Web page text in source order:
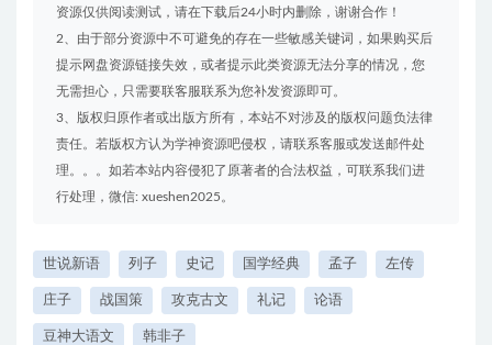
资源仅供阅读测试，请在下载后24小时内删除，谢谢合作！
2、由于部分资源中不可避免的存在一些敏感关键词，如果购买后
提示网盘资源链接失效，或者提示此类资源无法分享的情况，您
无需担心，只需要联客服联系为您补发资源即可。
3、版权归原作者或出版方所有，本站不对涉及的版权问题负法律
责任。若版权方认为学神资源吧侵权，请联系客服或发送邮件处
理。。。如若本站内容侵犯了原著者的合法权益，可联系我们进
行处理，微信: xueshen2025。
世说新语 列子 史记 国学经典 孟子 左传
庄子 战国策 攻克古文 礼记 论语
豆神大语文 韩非子